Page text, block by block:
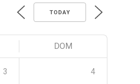
TODAY
DOM
3 4